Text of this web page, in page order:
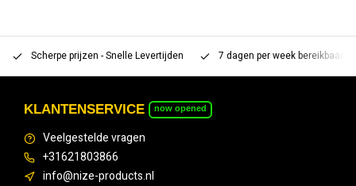
Scherpe prijzen - Snelle Levertijden 7 dagen per week bereikbaar
KLANTENSERVICE now opened
Veelgestelde vragen
+31621803866
info@nize-products.nl